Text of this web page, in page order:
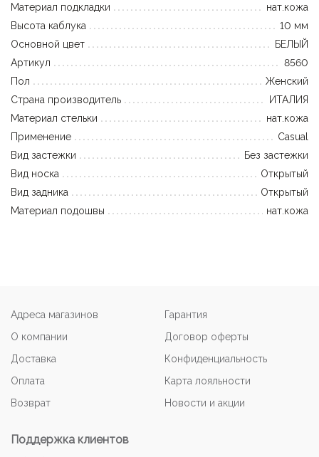
Материал подкладки
нат.кожа
Высота каблука
10 мм
Основной цвет
БЕЛЫЙ
Артикул
8560
Пол
Женский
Страна производитель
ИТАЛИЯ
Материал стельки
нат.кожа
Применение
Casual
Вид застежки
Без застежки
Вид носка
Открытый
Вид задника
Открытый
Материал подошвы
нат.кожа
Адреса магазинов
О компании
Доставка
Оплата
Возврат
Гарантия
Договор оферты
Конфиденциальность
Карта лояльности
Новости и акции
Поддержка клиентов